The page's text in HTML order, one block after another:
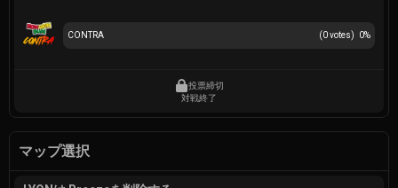
(0votes) 0%
CONTRA
投票締切
対戦終了
マップ選択